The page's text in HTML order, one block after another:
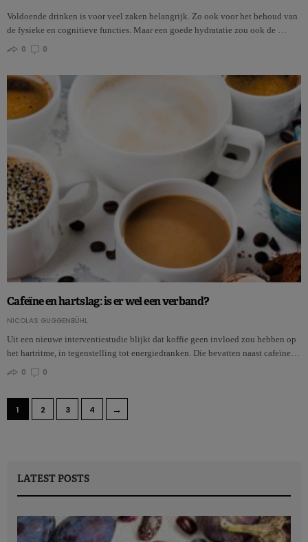
Voldoende drinken is voor veel zaken belangrijk. Zo ook voor het behoud van
de fysieke en cognitieve functies. Maar een goede hydratatie zou ook de …
0
0
Cafeïne en hartslag: is er wel een verband?
NICOLAS GUGGENBÜHL
Uit een nieuwe interventiestudie blijkt dat koffie geen invloed zou hebben op
het hartritme, in tegenstelling tot energiedranken. Die bevatten naast cafeïne…
0
0
1 2 3 4 →
LATEST POSTS